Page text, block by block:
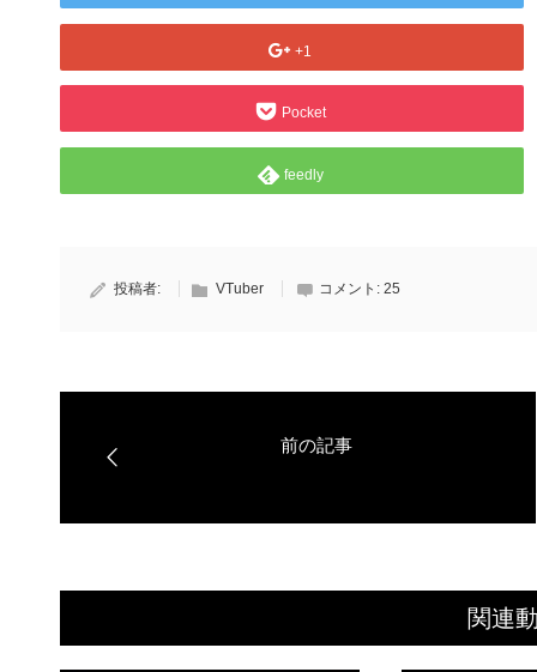
+1
Pocket
feedly
投稿者: VTuber コメント: 25
関連